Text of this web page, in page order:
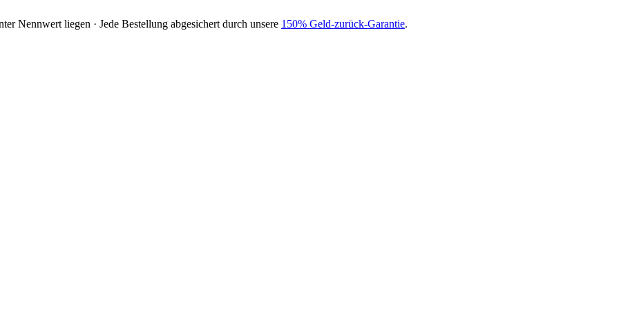
Nennwert liegen · Jede Bestellung abgesichert durch unsere 150% Geld-zurück-Garantie.